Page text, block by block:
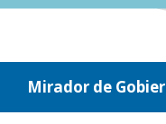
ir a contenido
ir al menú
Mirador de